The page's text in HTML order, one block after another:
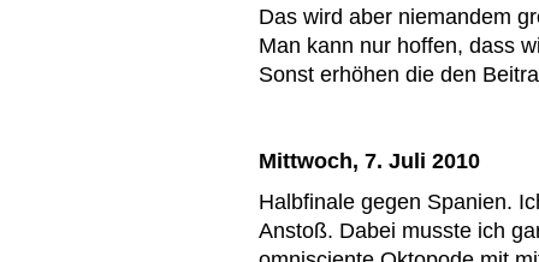
Das wird aber niemandem
Man kann nur hoffen, dass
Sonst erhöhen die den
Mittwoch, 7. Juli 2010
Halbfinale gegen Spanien.
Anstoß. Dabei musste ich